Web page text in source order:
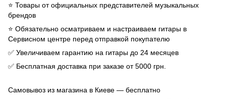
⭐️ Товары от официальных представителей музыкальных
брендов
⭐️ Обязательно осматриваем и настраиваем гитары в
Сервисном центре перед отправкой покупателю
✅ Увеличиваем гарантию на гитары до 24 месяцев
✅ Бесплатная доставка при заказе от 5000 грн.
Самовывоз из магазина в Киеве — бесплатно